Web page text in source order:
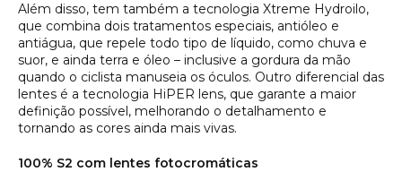
Além disso, tem também a tecnologia Xtreme Hydroilo,
que combina dois tratamentos especiais, antióleo e
antiágua, que repele todo tipo de líquido, como chuva e
suor, e ainda terra e óleo – inclusive a gordura da mão
quando o ciclista manuseia os óculos. Outro diferencial das
lentes é a tecnologia HiPER lens, que garante a maior
definição possível, melhorando o detalhamento e
tornando as cores ainda mais vivas.
100% S2 com lentes fotocromáticas